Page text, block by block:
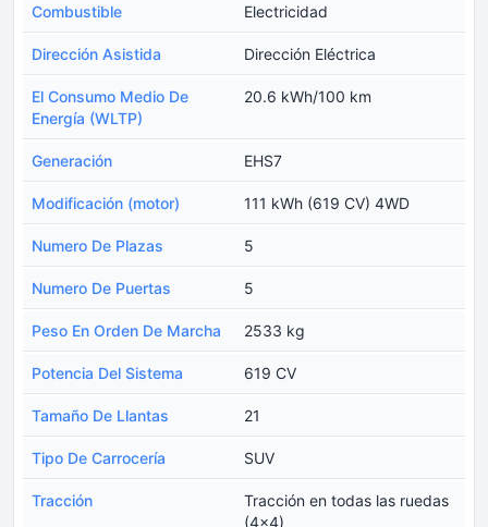
Combustible Electricidad
Dirección Asistida Dirección Eléctrica
El Consumo Medio De
Energía (WLTP)
20.6 kWh/100 km
Generación EHS7
Modificación (motor) 111 kWh (619 CV) 4WD
Numero De Plazas 5
Numero De Puertas 5
Peso En Orden De Marcha 2533 kg
Potencia Del Sistema 619 CV
Tamaño De Llantas 21
Tipo De Carrocería SUV
Tracción
Tracción en todas las ruedas
(4x4)